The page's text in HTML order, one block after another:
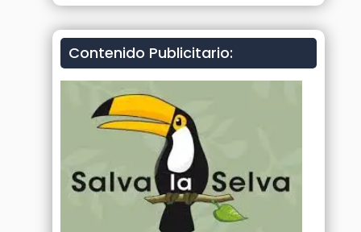
Contenido Publicitario: